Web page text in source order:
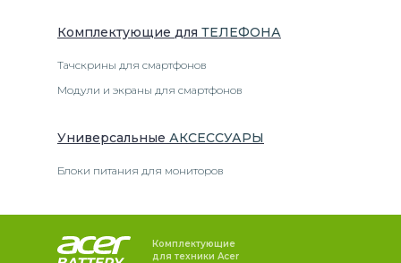
Комплектующие для ТЕЛЕФОНА
Тачскрины для смартфонов
Модули и экраны для смартфонов
Универсальные АКСЕССУАРЫ
Блоки питания для мониторов
Комплектующие
для техники Acer